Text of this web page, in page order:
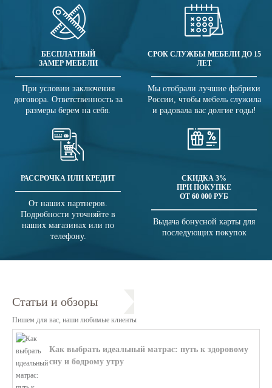
БЕСПЛАТНЫЙ
ЗАМЕР МЕБЕЛИ
При условии заключения
договора. Ответственность за
размеры берем на себя.
СРОК СЛУЖБЫ МЕБЕЛИ ДО 15
ЛЕТ
Мы отобрали лучшие фабрики
России, чтобы мебель служила
и радовала вас долгие годы!
РАССРОЧКА ИЛИ КРЕДИТ
От наших партнеров.
Подробности уточняйте в
наших магазинах или по
телефону.
СКИДКА 3%
ПРИ ПОКУПКЕ
ОТ 60 000 РУБ
Выдача бонусной карты для
последующих покупок
Статьи и обзоры
Пишем для вас, наши любимые клиенты
Как выбрать идеальный матрас: путь к здоровому
сну и бодрому утру